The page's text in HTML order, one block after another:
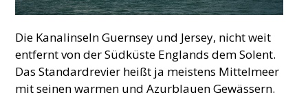
Die Kanalinseln Guernsey und Jersey, nicht weit
entfernt von der Südküste Englands dem Solent.
Das Standardrevier heißt ja meistens Mittelmeer
mit seinen warmen und Azurblauen Gewässern.